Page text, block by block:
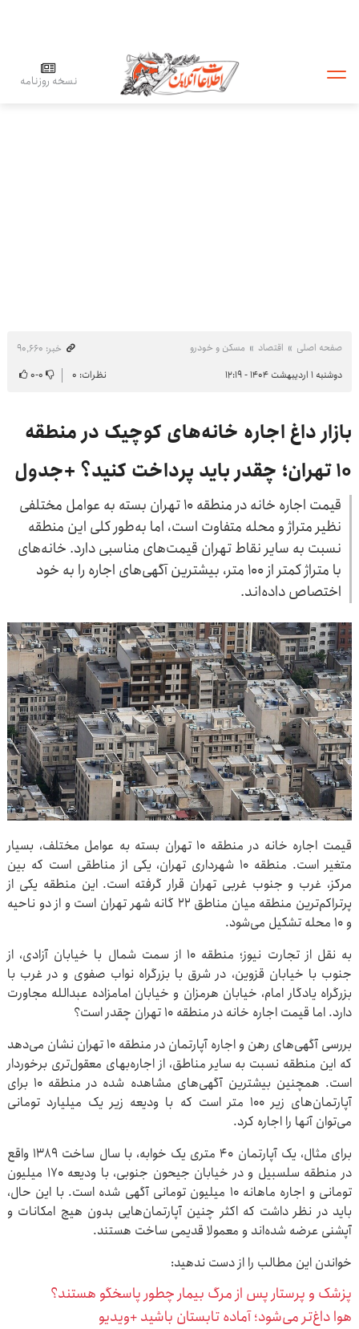
نسخه روزنامه
صفحه اصلی اقتصاد مسکن و خودرو
خبر: ۹۰٬۶۶۰
دوشنبه ۱ اردیبهشت ۱۴۰۴ - ۱۲:۱۹
نظرات: ۰ ۰-۰
بازار داغ اجاره خانه‌های کوچیک در منطقه
۱۰ تهران؛ چقدر باید پرداخت کنید؟ +جدول
قیمت اجاره خانه در منطقه ۱۰ تهران بسته به عوامل مختلفی
نظیر متراژ و محله متفاوت است، اما به‌طور کلی این منطقه
نسبت به سایر نقاط تهران قیمت‌های مناسبی دارد. خانه‌های
با متراژ کمتر از ۱۰۰ متر، بیشترین آگهی‌های اجاره را به خود
اختصاص داده‌اند.
قیمت اجاره خانه در منطقه ۱۰ تهران بسته به عوامل مختلف، بسیار
متغیر است. منطقه ۱۰ شهرداری تهران، یکی از مناطقی است که بین
مرکز، غرب و جنوب غربی تهران قرار گرفته است. این منطقه یکی از
پرتراکم‌ترین منطقه میان مناطق ۲۲ گانه شهر تهران است و از دو ناحیه
و ۱۰ محله تشکیل می‌شود.
به نقل از تجارت نیوز؛ منطقه ۱۰ از سمت شمال با خیابان آزادی، از
جنوب با خیابان قزوین، در شرق با بزرگراه نواب صفوی و در غرب با
بزرگراه یادگار امام، خیابان هرمزان و خیابان امامزاده عبدالله مجاورت
دارد. اما قیمت اجاره خانه در منطقه ۱۰ تهران چقدر است؟
بررسی آگهی‌های رهن و اجاره آپارتمان در منطقه ۱۰ تهران نشان می‌دهد
که این منطقه نسبت به سایر مناطق، از اجاره‌بهای معقول‌تری برخوردار
است. همچنین بیشترین آگهی‌های مشاهده شده در منطقه ۱۰ برای
آپارتمان‌های زیر ۱۰۰ متر است که با ودیعه زیر یک میلیارد تومانی
می‌توان آنها را اجاره کرد.
برای مثال، یک آپارتمان ۴۰ متری یک خوابه، با سال ساخت ۱۳۸۹ واقع
در منطقه سلسبیل و در خیابان جیحون جنوبی، با ودیعه ۱۷۰ میلیون
تومانی و اجاره ماهانه ۱۰ میلیون تومانی آگهی شده است. با این حال،
باید در نظر داشت که اکثر چنین آپارتمان‌هایی بدون هیچ امکانات و
آپشنی عرضه شده‌اند و معمولا قدیمی ساخت هستند.
خواندن این مطالب را از دست ندهید:
پزشک و پرستار پس از مرگ بیمار چطور پاسخگو هستند؟
هوا داغ‌تر می‌شود؛ آماده تابستان باشید +ویدیو